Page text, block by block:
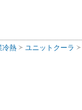
冷熱 ユニットクーラ